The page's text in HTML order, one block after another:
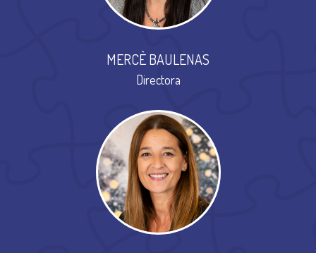
MERCÈ BAULENAS
Directora